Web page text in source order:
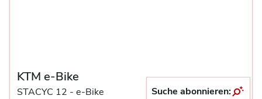
KTM e-Bike
STACYC 12 - e-Bike Suche abonnieren: